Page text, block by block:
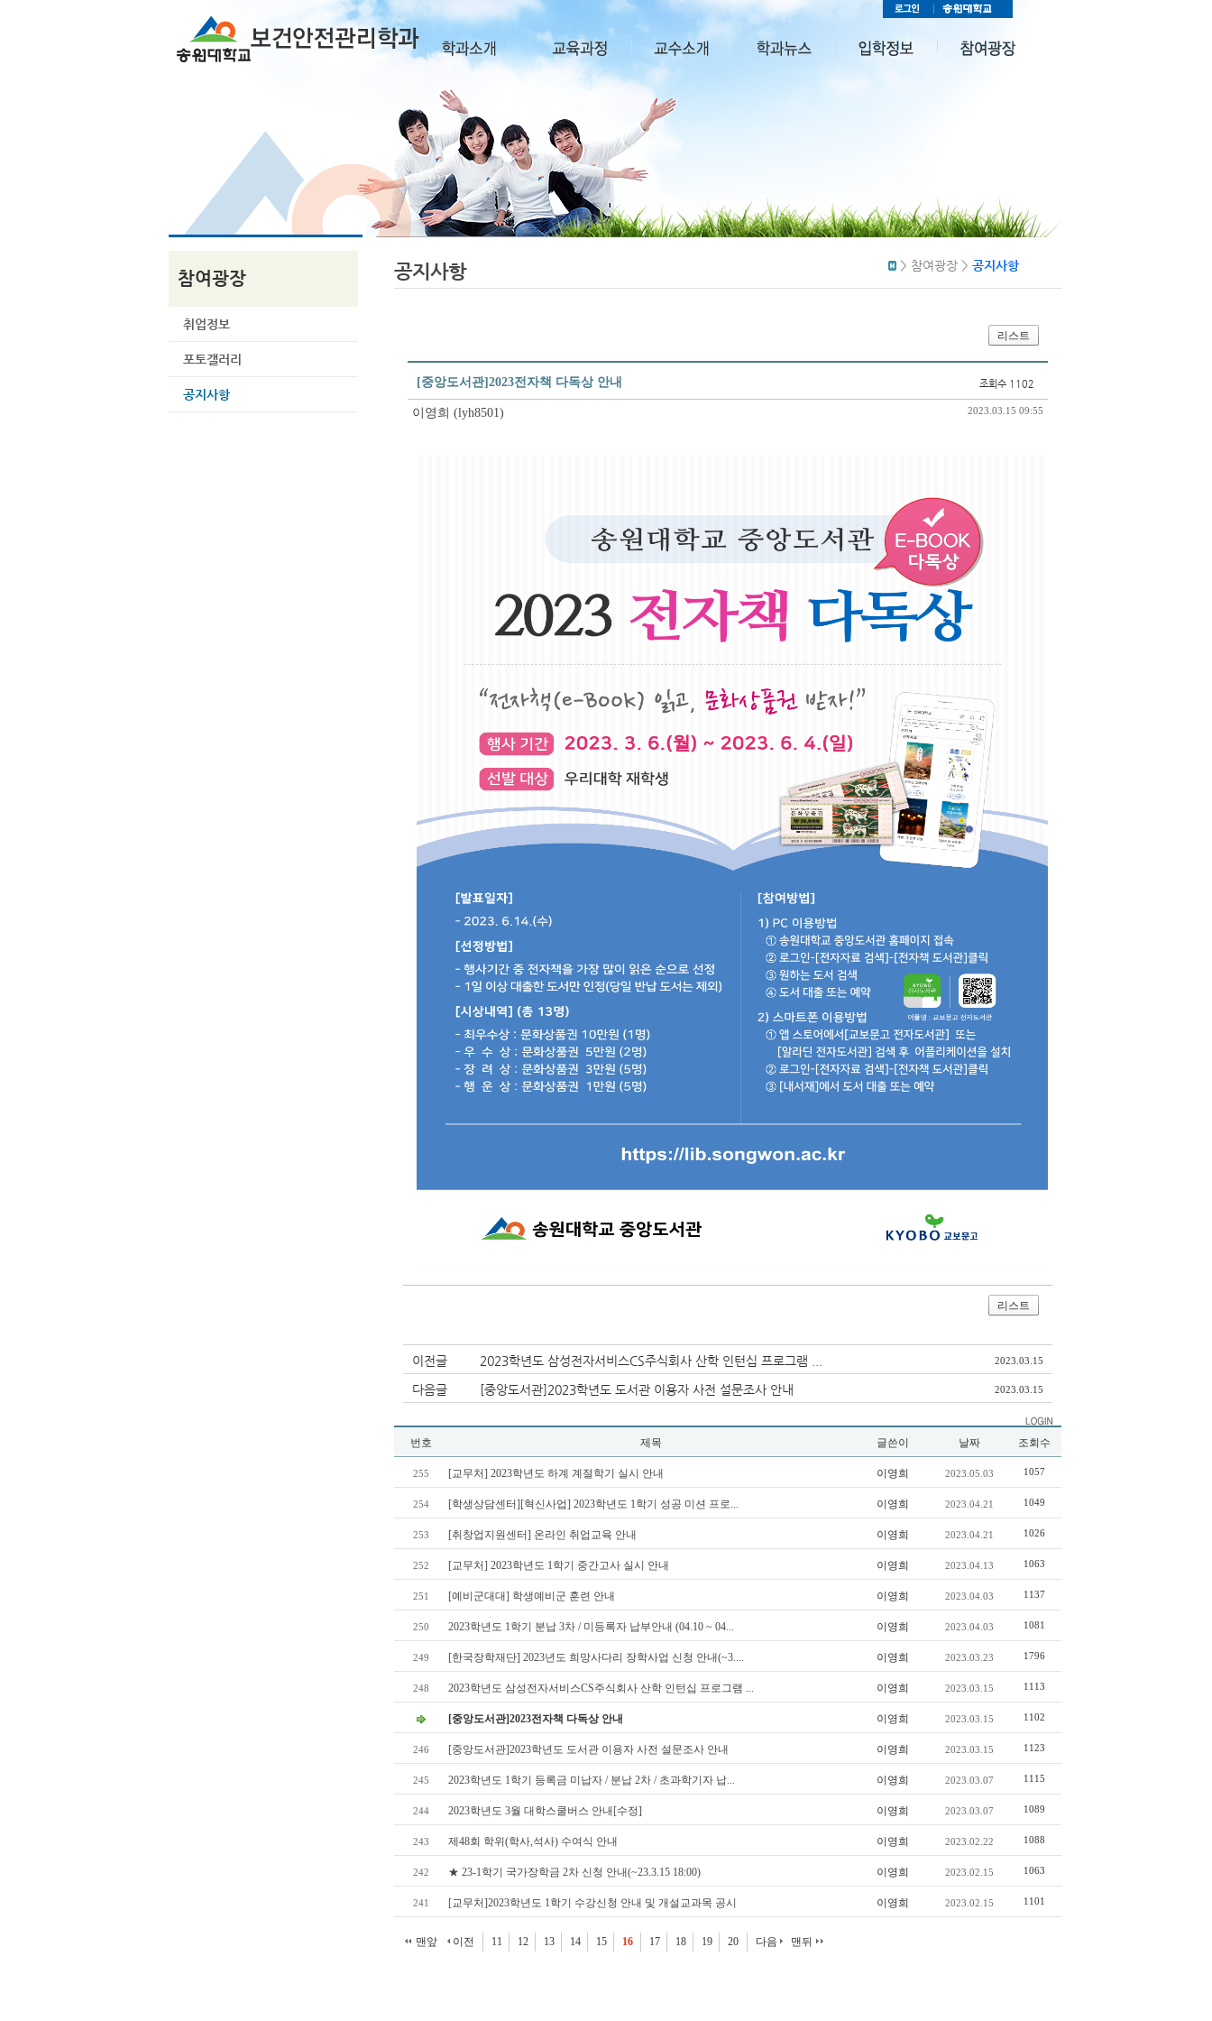
참여광장
취업정보
포토갤러리
공지사항
공지사항 > 참여광장 > 공지사항
리스트
[중앙도서관]2023전자책 다독상 안내 조회수 1102
이영희 (lyh8501) 2023.03.15 09:55
리스트
이전글 2023학년도 삼성전자서비스CS주식회사 산학 인턴십 프로그램 ... 2023.03.15
다음글 [중앙도서관]2023학년도 도서관 이용자 사전 설문조사 안내 2023.03.15
번호 제목 글쓴이 날짜 조회수
255 [교무처] 2023학년도 하계 계절학기 실시 안내 이영희 2023.05.03 1057
254 [학생상담센터][혁신사업] 2023학년도 1학기 성공 미션 프로... 이영희 2023.04.21 1049
253 [취창업지원센터] 온라인 취업교육 안내 이영희 2023.04.21 1026
252 [교무처] 2023학년도 1학기 중간고사 실시 안내 이영희 2023.04.13 1063
251 [예비군대대] 학생예비군 훈련 안내 이영희 2023.04.03 1137
250 2023학년도 1학기 분납 3차 / 미등록자 납부안내 (04.10 ~ 04... 이영희 2023.04.03 1081
249 [한국장학재단] 2023년도 희망사다리 장학사업 신청 안내(~3.... 이영희 2023.03.23 1796
248 2023학년도 삼성전자서비스CS주식회사 산학 인턴십 프로그램 ... 이영희 2023.03.15 1113
[중앙도서관]2023전자책 다독상 안내 이영희 2023.03.15 1102
246 [중앙도서관]2023학년도 도서관 이용자 사전 설문조사 안내 이영희 2023.03.15 1123
245 2023학년도 1학기 등록금 미납자 / 분납 2차 / 초과학기자 납... 이영희 2023.03.07 1115
244 2023학년도 3월 대학스쿨버스 안내[수정] 이영희 2023.03.07 1089
243 제48회 학위(학사,석사) 수여식 안내 이영희 2023.02.22 1088
242 ★ 23-1학기 국가장학금 2차 신청 안내(~23.3.15 18:00) 이영희 2023.02.15 1063
241 [교무처]2023학년도 1학기 수강신청 안내 및 개설교과목 공시 이영희 2023.02.15 1101
맨앞 이전 11 12 13 14 15 16 17 18 19 20 다음 맨뒤